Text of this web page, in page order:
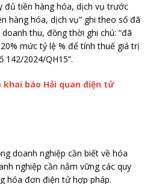
đủ tiền hàng hóa, dịch vụ trước
hàng hóa, dịch vụ” ghi theo số đã
thu, đồng thời ghi chú: “đã
mức tỷ lệ % để tính thuế giá trị
142/2024/QH15”.
khai báo Hải quan điện tử
doanh nghiệp cần biết về hóa
nghiệp cần nắm vững các quy
hóa đơn điện tử hợp pháp.